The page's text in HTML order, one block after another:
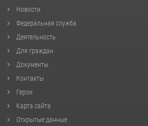
Новости
Федеральная служба
Деятельность
Для граждан
Документы
Контакты
Герои
Карта сайта
Открытые данные